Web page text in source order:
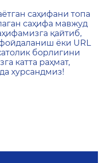
не
саҳифани топа
саҳифа мавжуд
қайтиб,
ёки URL
борлигини
катта раҳмат,
хурсандмиз!